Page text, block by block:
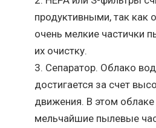
продуктивными, так как
очень мелкие частички
их очистку.
Сепаратор. Облако
достигается за счет
движения. В этом
мельчайшие пылевые